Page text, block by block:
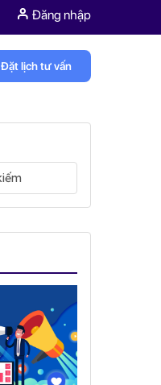
Đăng nhập
Đặt lịch tư vấn